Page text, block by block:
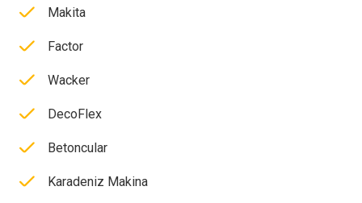
Makita
Factor
Wacker
DecoFlex
Betoncular
Karadeniz Makina